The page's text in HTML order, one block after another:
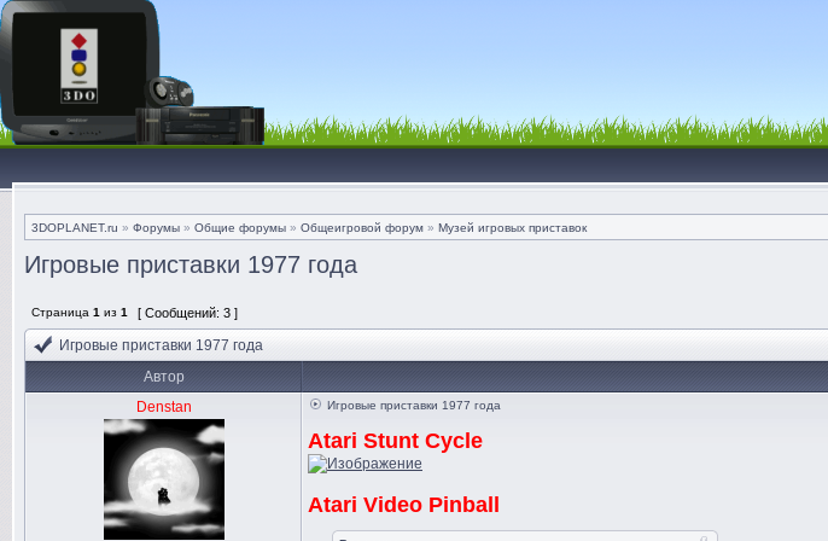
3DOPLANET.ru » Форумы » Общие форумы » Общеигровой форум » Музей игровых приставок
Игровые приставки 1977 года
Страница 1 из 1 [ Сообщений: 3 ]
Игровые приставки 1977 года
Автор
Denstan
Игровые приставки 1977 года
Atari Stunt Cycle
Atari Video Pinball